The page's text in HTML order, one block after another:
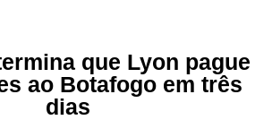
que Lyon pague
ao Botafogo em três
dias